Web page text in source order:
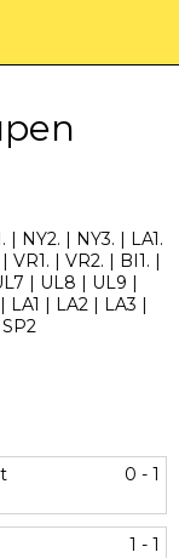
| NY2. | NY3. | LA1.
| VR1. | VR2. | BI1. |
| UL8 | UL9 |
| LA1 | LA2 | LA3 |
SP2
0 - 1
1 - 1